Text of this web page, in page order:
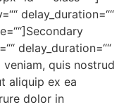
delay_duration=““
delay_duration=““
veniam, quis nostrud
aliquip ex ea
dolor in